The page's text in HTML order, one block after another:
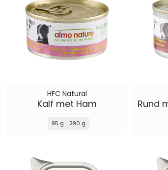
HFC Natural
Kalf met Ham
95 g 290 g